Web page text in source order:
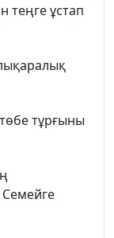
теңге ұстап
тұрғыны